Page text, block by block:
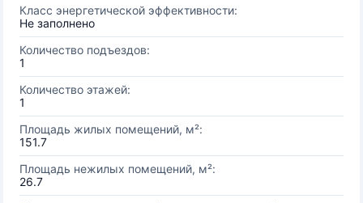
Класс энергетической эффективности:
Не заполнено
Количество подъездов:
1
Количество этажей:
1
Площадь жилых помещений, м²:
151.7
Площадь нежилых помещений, м²:
26.7